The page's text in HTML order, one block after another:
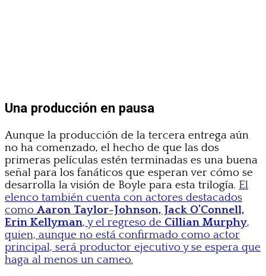
Una producción en pausa
Aunque la producción de la tercera entrega aún
no ha comenzado, el hecho de que las dos
primeras películas estén terminadas es una buena
señal para los fanáticos que esperan ver cómo se
desarrolla la visión de Boyle para esta trilogía. El
elenco también cuenta con actores destacados
como Aaron Taylor-Johnson, Jack O’Connell,
Erin Kellyman, y el regreso de Cillian Murphy,
quien, aunque no está confirmado como actor
principal, será productor ejecutivo y se espera que
haga al menos un cameo.